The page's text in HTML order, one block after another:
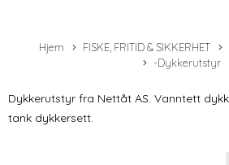
Hjem FISKE, FRITID & SIKKERHET
-Dykkerutstyr
Dykkerutstyr fra Nettåt AS. Vanntett
tank dykkersett.